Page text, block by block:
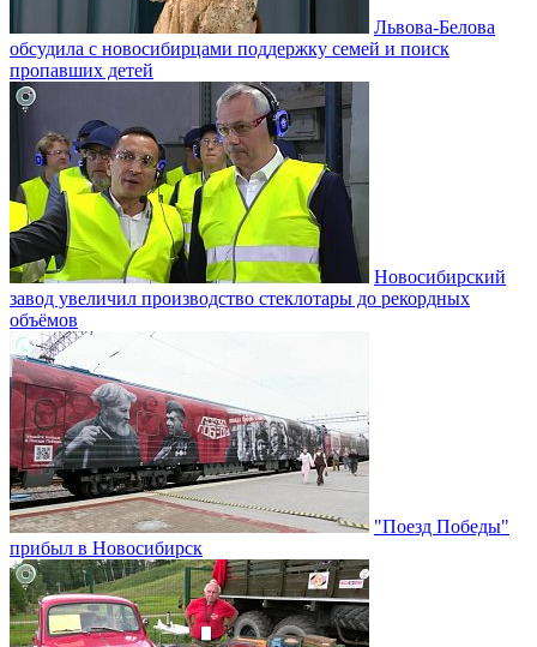
Львова-Белова
обсудила с новосибирцами поддержку семей и поиск
пропавших детей
Новосибирский
завод увеличил производство стеклотары до рекордных
объёмов
"Поезд Победы"
прибыл в Новосибирск